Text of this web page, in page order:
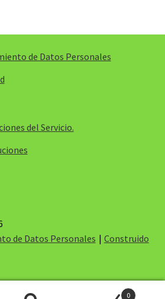
de Datos Personales
del Servicio.
de Datos Personales
Construido
0